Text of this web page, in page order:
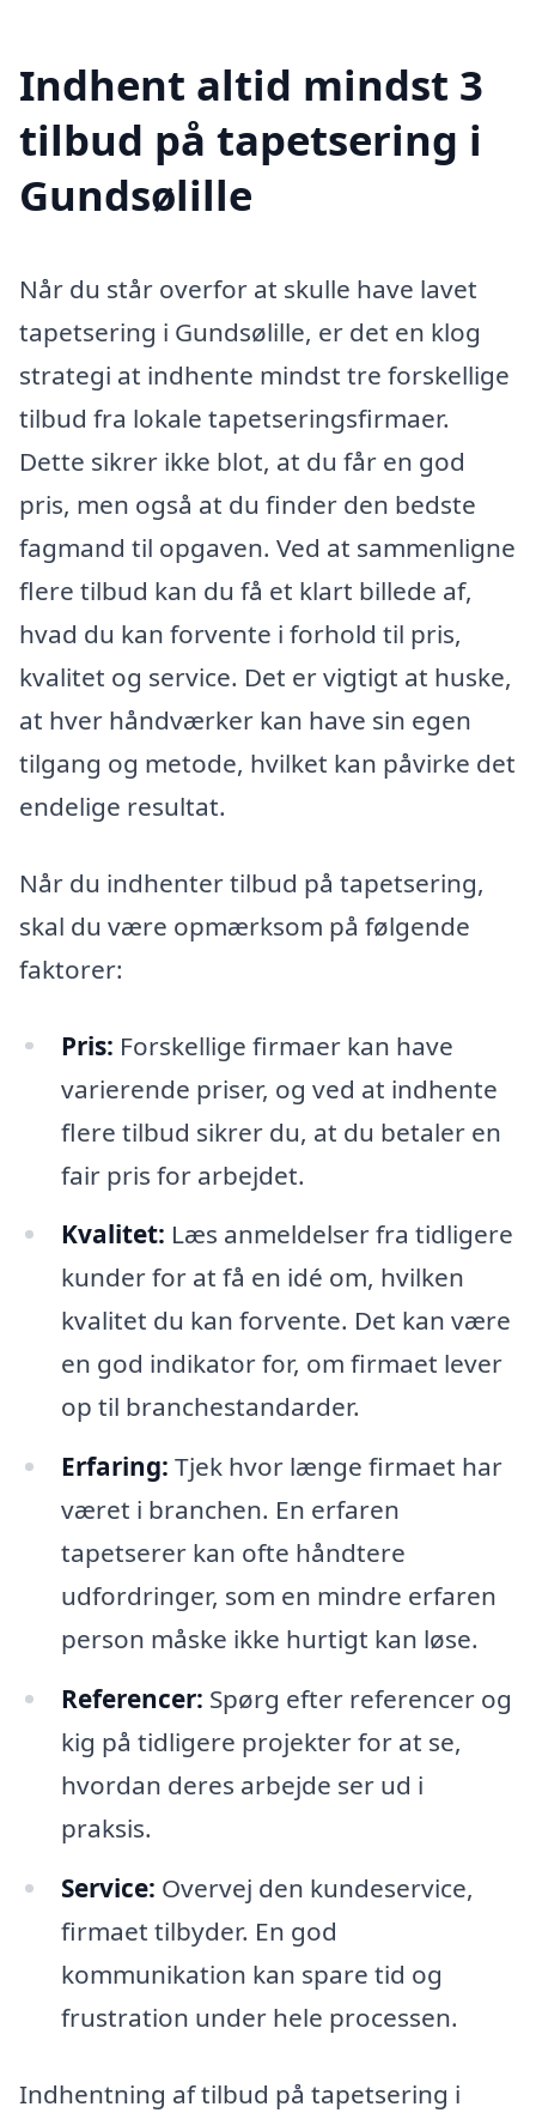
Indhent altid mindst 3
tilbud på tapetsering i
Gundsølille
Når du står overfor at skulle have lavet
tapetsering i Gundsølille, er det en klog
strategi at indhente mindst tre forskellige
tilbud fra lokale tapetseringsfirmaer.
Dette sikrer ikke blot, at du får en god
pris, men også at du finder den bedste
fagmand til opgaven. Ved at sammenligne
flere tilbud kan du få et klart billede af,
hvad du kan forvente i forhold til pris,
kvalitet og service. Det er vigtigt at huske,
at hver håndværker kan have sin egen
tilgang og metode, hvilket kan påvirke det
endelige resultat.
Når du indhenter tilbud på tapetsering,
skal du være opmærksom på følgende
faktorer:
Pris: Forskellige firmaer kan have
varierende priser, og ved at indhente
flere tilbud sikrer du, at du betaler en
fair pris for arbejdet.
Kvalitet: Læs anmeldelser fra tidligere
kunder for at få en idé om, hvilken
kvalitet du kan forvente. Det kan være
en god indikator for, om firmaet lever
op til branchestandarder.
Erfaring: Tjek hvor længe firmaet har
været i branchen. En erfaren
tapetserer kan ofte håndtere
udfordringer, som en mindre erfaren
person måske ikke hurtigt kan løse.
Referencer: Spørg efter referencer og
kig på tidligere projekter for at se,
hvordan deres arbejde ser ud i
praksis.
Service: Overvej den kundeservice,
firmaet tilbyder. En god
kommunikation kan spare tid og
frustration under hele processen.
Indhentning af tilbud på tapetsering i